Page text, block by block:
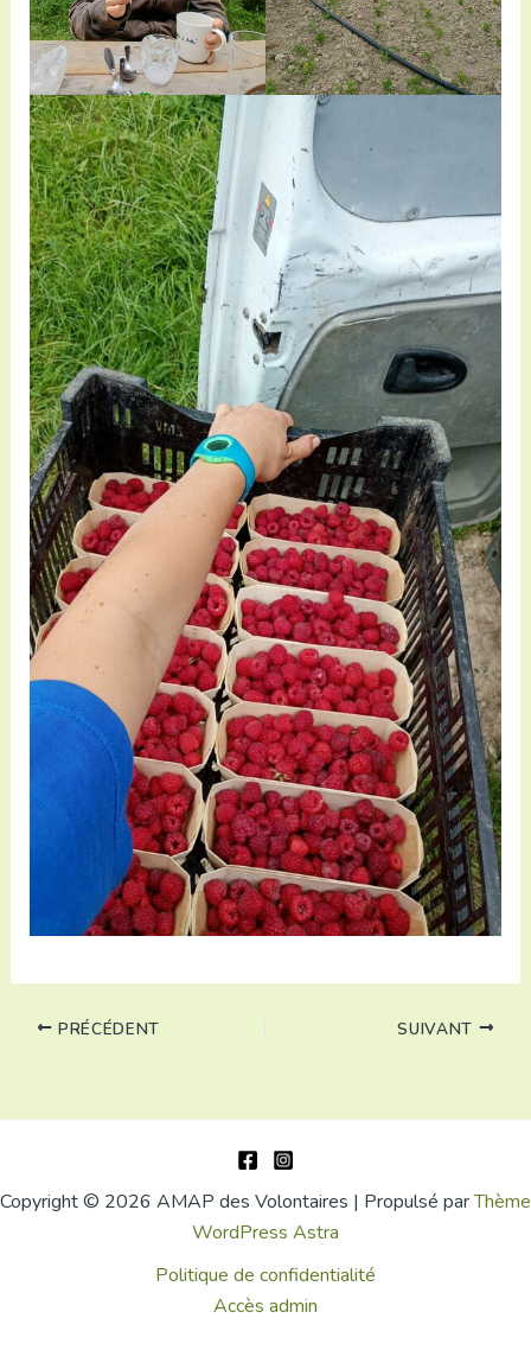
PRÉCÉDENT SUIVANT
Copyright © 2026 AMAP des Volontaires | Propulsé parThème
WordPress Astra
Politique de confidentialité
Accès admin